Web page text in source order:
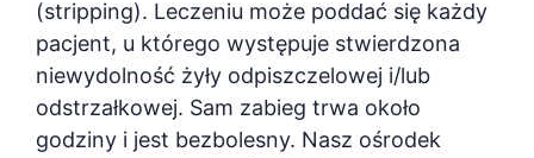
(stripping). Leczeniu może poddać się każdy
pacjent, u którego występuje stwierdzona
niewydolność żyły odpiszczelowej i/lub
odstrzałkowej. Sam zabieg trwa około
godziny i jest bezbolesny. Nasz ośrodek